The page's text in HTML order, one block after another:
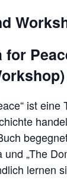
for
ist
„The
lernen